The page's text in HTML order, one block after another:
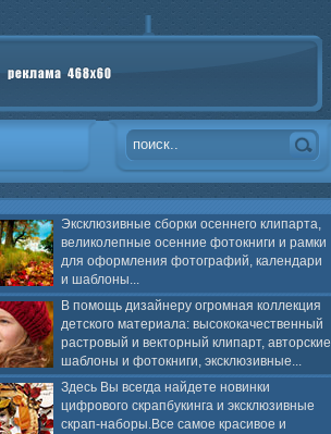
Эксклюзивные сборки осеннего клипарта,
великолепные осенние фотокниги и рамки
для оформления фотографий, календари
и шаблоны...
В помощь дизайнеру огромная коллекция
детского материала: высококачественный
растровый и векторный клипарт, авторские
шаблоны и фотокниги, эксклюзивные...
Здесь Вы всегда найдете новинки
цифрового скрапбукинга и эксклюзивные
скрап-наборы.Все самое красивое и